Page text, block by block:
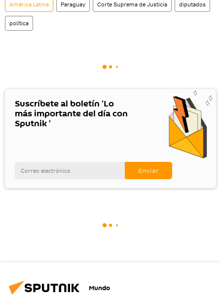
América Latina Paraguay Corte Suprema de Justicia diputados
política
Suscríbete al boletín 'Lo
más importante del día con
Sputnik '
Mundo